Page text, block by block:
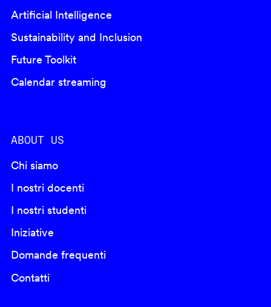
Artificial Intelligence
Sustainability and Inclusion
Future Toolkit
Calendar streaming
ABOUT US
Chi siamo
I nostri docenti
I nostri studenti
Iniziative
Domande frequenti
Contatti